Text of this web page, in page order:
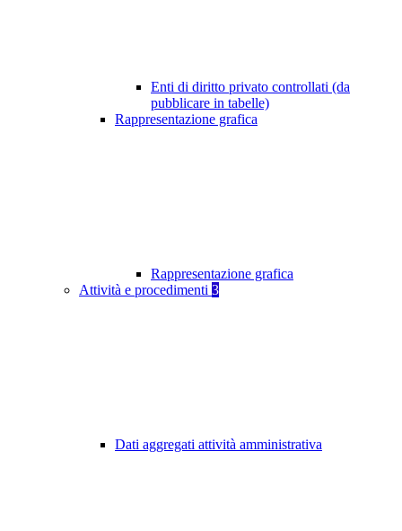
Enti di diritto privato controllati (da
pubblicare in tabelle)
Rappresentazione grafica
Rappresentazione grafica
Attività e procedimenti 3
Dati aggregati attività amministrativa